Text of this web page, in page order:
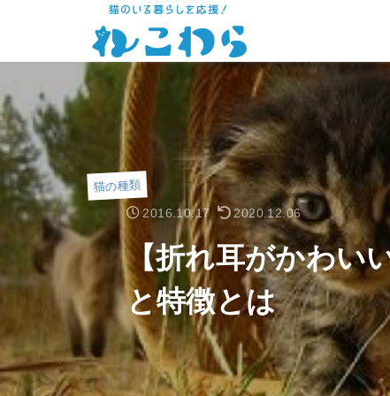
猫の種類
2016.10.17 2020.12.06
【折れ耳がかわい
と特徴とは